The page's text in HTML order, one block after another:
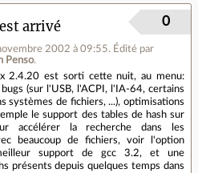
arrivé
2002 à 09:55. Édité par
Penso.
0
2.4.20 est sorti cette nuit, au menu:
(sur l'USB, l'ACPI, l'IA-64, certains
systèmes de fichiers, ...), optimisations
le support des tables de hash sur
accélérer la recherche dans les
beaucoup de fichiers, voir l'option
support de gcc 3.2, et une
présents depuis quelques temps dans